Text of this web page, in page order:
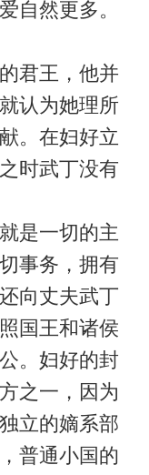
自然更多。
君王，他并
认为她理所
。在妇好立
时武丁没有
是一切的主
事务，拥有
向丈夫武丁
国王和诸侯
。妇好的封
之一，因为
立的嫡系部
普通小国的